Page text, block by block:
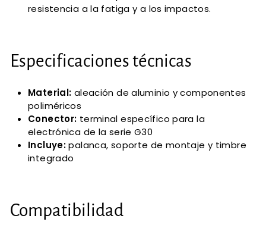
resistencia a la fatiga y a los impactos.
Especificaciones técnicas
Material: aleación de aluminio y componentes
poliméricos
Conector: terminal específico para la
electrónica de la serie G30
Incluye:palanca, soporte de montaje y timbre
integrado
Compatibilidad